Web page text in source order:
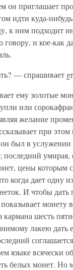
он приглашает
идти куда-
к ним подходит
и кое-как
— спрашивает
ему золотые
или
желание
при
был в услужении
последний умирая,
цены которым
когда дает одну
И чтобы дать
монету
кармана шесть
лакею дать
языке всячески
белых монет. Но